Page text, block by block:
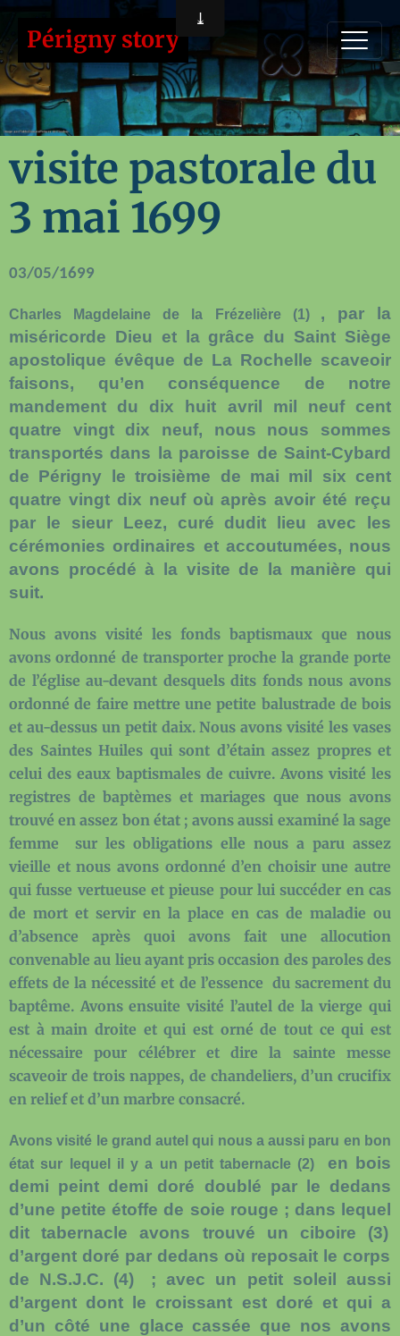
Périgny story
visite pastorale du
3 mai 1699
03/05/1699
Charles Magdelaine de la Frézelière (1)
, par la
miséricorde Dieu et la grâce du Saint Siège
apostolique évêque de La Rochelle scaveoir
faisons, qu’en conséquence de notre
mandement du dix huit avril mil neuf cent
quatre vingt dix neuf, nous nous sommes
transportés dans la paroisse de Saint-Cybard
de Périgny le troisième de mai mil six cent
quatre vingt dix neuf où après avoir été reçu
par le sieur Leez, curé dudit lieu avec les
cérémonies ordinaires et accoutumées, nous
avons procédé à la visite de la manière qui
suit.
Nous avons visité les fonds baptismaux que nous
avons ordonné de transporter proche la grande porte
de l’église au-devant desquels dits fonds nous avons
ordonné de faire mettre une petite balustrade de bois
et au-dessus un petit daix. Nous avons visité les vases
des Saintes Huiles qui sont d’étain assez propres et
celui des eaux baptismales de cuivre. Avons visité les
registres de baptèmes et mariages que nous avons
trouvé en assez bon état ; avons aussi examiné la sage
femme
sur les obligations elle nous a paru assez
vieille et nous avons ordonné d’en choisir une autre
qui fusse vertueuse et pieuse pour lui succéder en cas
de mort et servir en la place en cas de maladie ou
d’absence après quoi avons fait une allocution
convenable au lieu ayant pris occasion des paroles des
effets de la nécessité et de l’essence du sacrement du
baptême. Avons ensuite visité l’autel de la vierge qui
est à main droite et qui est orné de tout ce qui est
nécessaire pour célébrer et dire la sainte messe
scaveoir de trois nappes, de chandeliers, d’un crucifix
en relief et d’un marbre consacré.
Avons visité le grand autel qui nous a aussi paru en bon
état sur lequel il y a un petit tabernacle (2)
en bois
demi peint demi doré doublé par le dedans
d’une petite étoffe de soie rouge ; dans lequel
dit tabernacle avons trouvé un ciboire (3)
d’argent doré par dedans où reposait le corps
de N.S.J.C. (4)
; avec un petit soleil aussi
d’argent dont le croissant est doré et qui a
d’un côté une glace cassée que nos avons